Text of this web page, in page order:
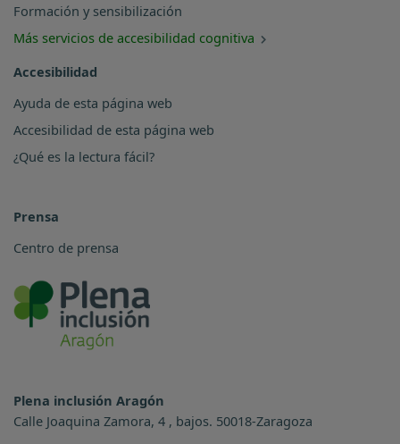
Formación y sensibilización
Más servicios de accesibilidad cognitiva
Accesibilidad
Ayuda de esta página web
Accesibilidad de esta página web
¿Qué es la lectura fácil?
Prensa
Centro de prensa
Plena inclusión Aragón
Calle Joaquina Zamora, 4 , bajos. 50018-Zaragoza